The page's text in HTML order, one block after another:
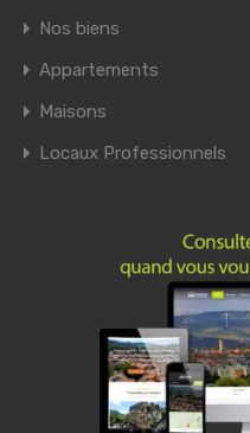
Nos biens
Appartements
Maisons
Locaux Professionnels